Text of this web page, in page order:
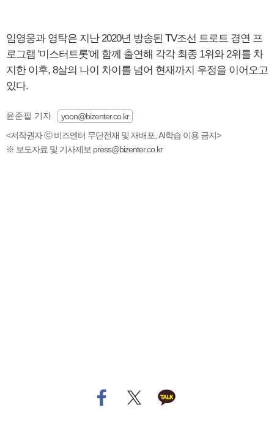
임영웅과 영탁은 지난 2020년 방송된 TV조선 트로트 경연 프
로그램 '미스터트롯'에 함께 출연해 각각 최종 1위와 2위를 차
지한 이후, 8살의 나이 차이를 넘어 현재까지 우정을 이어오고
있다.
윤준필 기자
yoon@bizenter.co.kr
<저작권자 ⓒ 비즈엔터 무단전재 및 재배포, AI학습 이용 금지>
※ 보도자료 및 기사제보 press@bizenter.co.kr